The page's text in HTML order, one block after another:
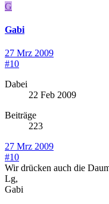
G
Gabi
27 Mrz 2009
#10
Dabei
22 Feb 2009
Beiträge
223
27 Mrz 2009
#10
Wir drücken auch die
Lg,
Gabi